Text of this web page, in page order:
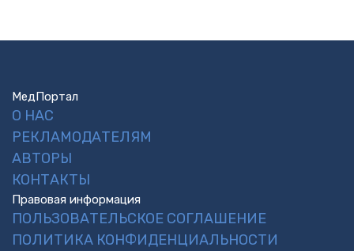
МедПортал
О НАС
РЕКЛАМОДАТЕЛЯМ
АВТОРЫ
КОНТАКТЫ
Правовая информация
ПОЛЬЗОВАТЕЛЬСКОЕ СОГЛАШЕНИЕ
ПОЛИТИКА КОНФИДЕНЦИАЛЬНОСТИ